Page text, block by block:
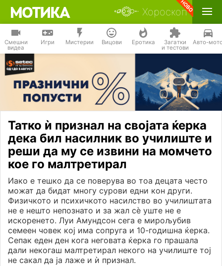
Хороскоп
Смешни
видеа
Игри Мистерии Вицови Еротика Загатки
и тестови
Авто-
Татко ѝ признал на својата ќерка
дека бил насилник во училиште и
реши да му се извини на момчето
кое го малтретирал
Иако е тешко да се поверува во тоа децата често
можат да бидат многу сурови едни кон други.
Физичкото и психичкото насилство во училиштата
не е нешто непознато и за жал сѐ уште не е
искоренето. Луи Амундсон сега е мирољубив
семеен човек кој има сопруга и 10-годишна ќерка.
Сепак еден ден кога неговата ќерка го прашала
дали некогаш малтретирал некого на училиште тој
не сакал да ја лаже и ѝ признал.